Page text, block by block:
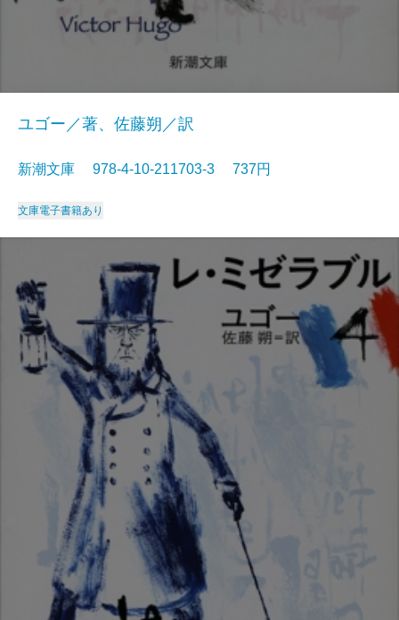
ユゴー／著、佐藤朔／訳
新潮文庫 978-4-10-211703-3 737円
文庫電子書籍あり